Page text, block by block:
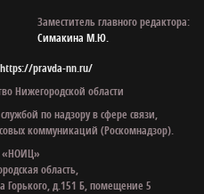
Заместитель главного редактора:
Симакина М.Ю.
https://pravda-nn.ru/
Нижегородской области
по надзору в сфере связи,
коммуникаций (Роскомнадзор).
«НОИЦ»
область,
Горького, д.151 Б, помещение 5